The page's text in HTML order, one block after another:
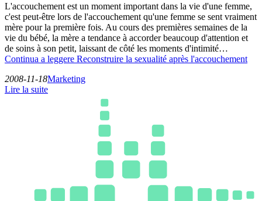
L'accouchement est un moment important dans la vie d'une femme,
c'est peut-être lors de l'accouchement qu'une femme se sent vraiment
mère pour la première fois. Au cours des premières semaines de la
vie du bébé, la mère a tendance à accorder beaucoup d'attention et
de soins à son petit, laissant de côté les moments d'intimité…
Continua a leggere Reconstruire la sexualité après l'accouchement
2008-11-18Marketing
Lire la suite